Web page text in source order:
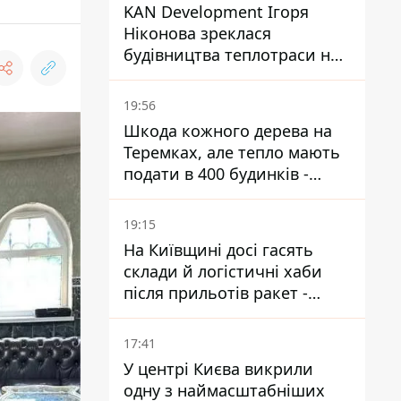
KAN Development Ігоря
Ніконова зреклася
будівництва теплотраси на
Теремках
19:56
Шкода кожного дерева на
Теремках, але тепло мають
подати в 400 будинків -
депутатка Київради
19:15
На Київщині досі гасять
склади й логістичні хаби
після прильотів ракет -
ДСНС
17:41
У центрі Києва викрили
одну з наймасштабніших